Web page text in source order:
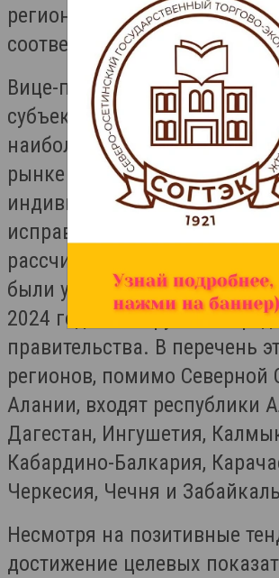
регионах будет продолжена в
соответствии с
Вице-премьер напомнила,
субъектах Российской
наиболее высокой
рынке труда реализуются
индивидуальные программы
исправлению ситуации. Эти
рассчитанные на период до
были утверждены еще в
2024 года по поручению
правительства. В перечень
регионов, помимо Северной
Алании, входят республики
Дагестан, Ингушетия,
Кабардино-Балкария,
Черкесия, Чечня и
Несмотря на позитивные
достижение целевых